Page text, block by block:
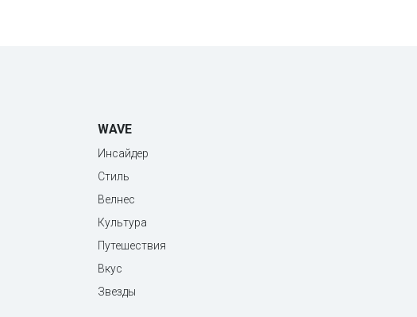
WAVE
Инсайдер
Стиль
Велнес
Культура
Путешествия
Вкус
Звезды